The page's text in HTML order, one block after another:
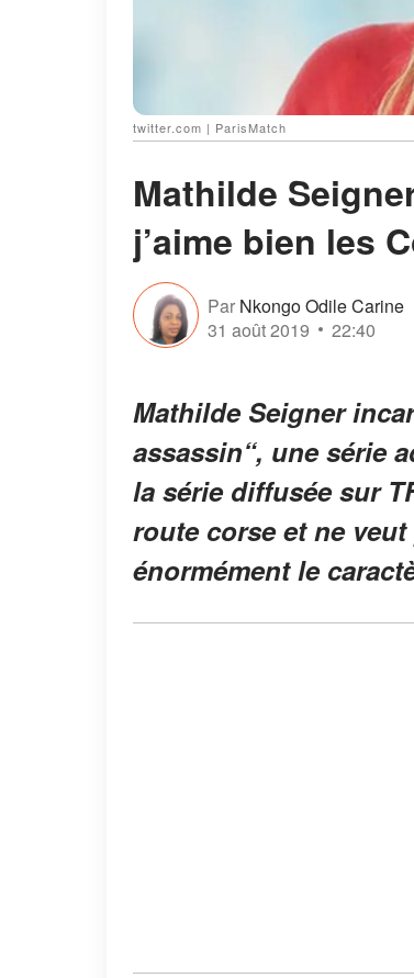
twitter.com | ParisMatch
Mathilde
j’aime bien les
Par Nkongo Odile Carine
31 août 2019
22:40
Mathilde Seigner
assassin“, une série
la série diffusée sur
route corse et ne
énormément le